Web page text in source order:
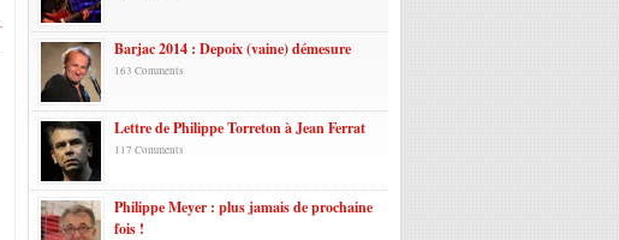
Barjac 2014 : Depoix (vaine) démesure
163 Comments
Lettre de Philippe Torreton à Jean Ferrat
117 Comments
Philippe Meyer : plus jamais de prochaine
fois !